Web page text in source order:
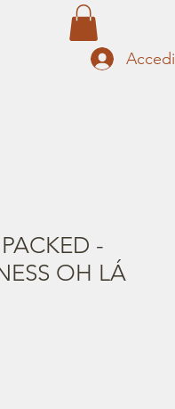
Accedi
-
OH LÁ